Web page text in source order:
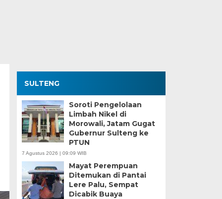
SULTENG
Soroti Pengelolaan
Limbah Nikel di
Morowali, Jatam Gugat
Gubernur Sulteng ke
PTUN
7 Agustus 2026 | 09:09 WIB
Mayat Perempuan
Ditemukan di Pantai
Lere Palu, Sempat
Dicabik Buaya